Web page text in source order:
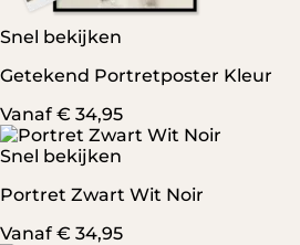
Snel bekijken
Getekend Portretposter Kleur
Vanaf € 34,95
Snel bekijken
Portret Zwart Wit Noir
Vanaf € 34,95